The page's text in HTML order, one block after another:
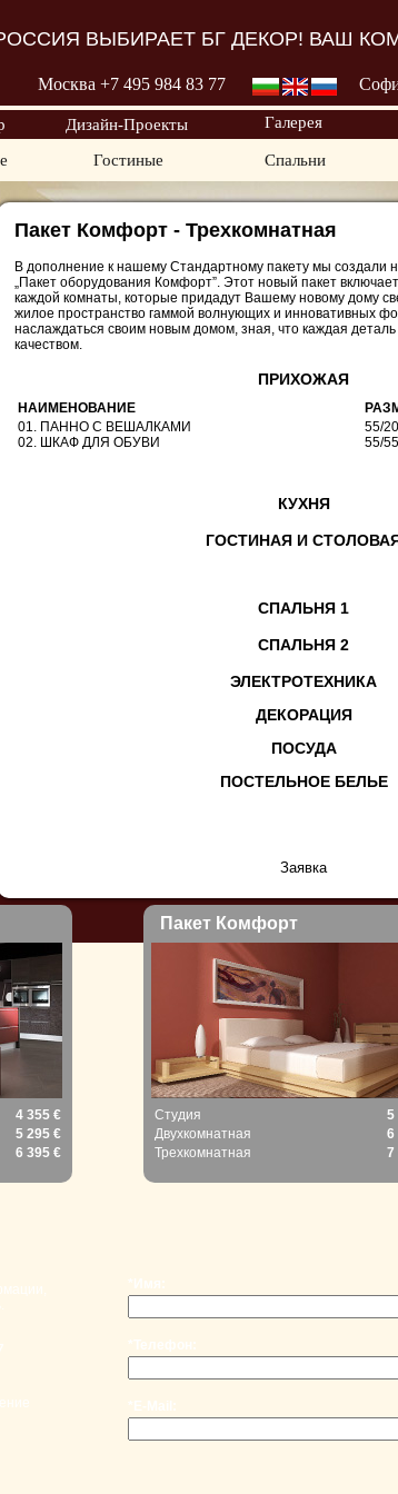
ВЫБИРАЕТ БГ ДЕКОР! ВАШ
Москва +7 495 984 83 77
Дизайн-Проекты Галерея
Гостиные Спальни
Пакет Комфорт - Трехкомнатная
В дополнение к нашему Стандартному пакету мы создали
„Пакет оборудования Комфорт”. Этот новый пакет
каждой комнаты, которые придадут Вашему новому дому
жилое пространство гаммой волнующих и инновативных
наслаждаться своим новым домом, зная, что каждая
качеством.
ПРИХОЖАЯ
НАИМЕНОВАНИЕ
01. ПАННО С ВЕШАЛКАМИ
02. ШКАФ ДЛЯ ОБУВИ
55/
55/
КУХНЯ
ГОСТИНАЯ И
СПАЛЬНЯ 1
СПАЛЬНЯ 2
ЭЛЕКТРОТЕХНИКА
ДЕКОРАЦИЯ
ПОСУДА
ПОСТЕЛЬНОЕ БЕЛЬЕ
Более 2500 клиентов выбрали БГ
более 2500 клиентов
подход к каждому проекту
мебели и аксессуаров на любой вкус
4 355 €
5 295 €
6 395 €
Пакет Комфорт
Студия
5
Двухкомнатная
6
Трехкомнатная
7